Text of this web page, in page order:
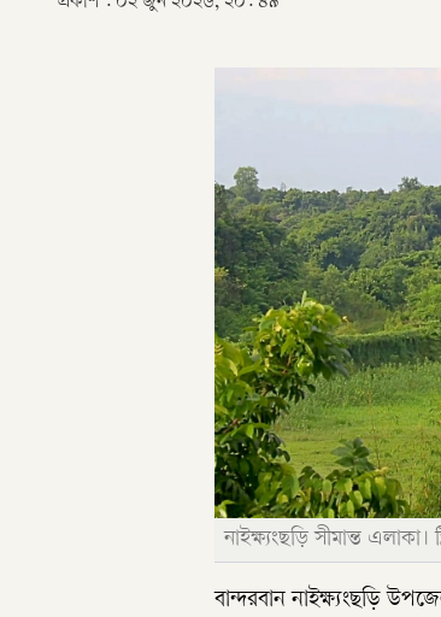
নাইক্ষ্যংছড়ি সীমান্ত এলাকা।
বান্দরবান নাইক্ষ্যংছড়ি